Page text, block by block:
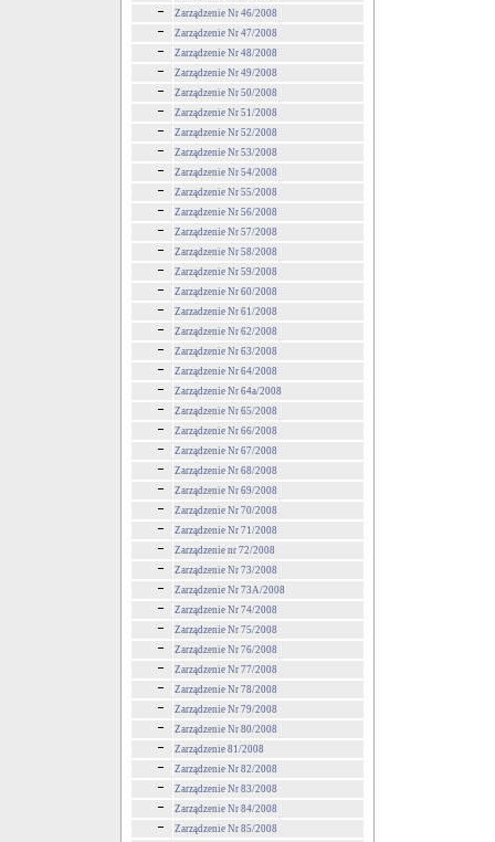
Zarządzenie Nr 46/2008
Zarządzenie Nr 47/2008
Zarządzenie Nr 48/2008
Zarządzenie Nr 49/2008
Zarządzenie Nr 50/2008
Zarządzenie Nr 51/2008
Zarządzenie Nr 52/2008
Zarządzenie Nr 53/2008
Zarządzenie Nr 54/2008
Zarządzenie Nr 55/2008
Zarządzenie Nr 56/2008
Zarządzenie Nr 57/2008
Zarządzenie Nr 58/2008
Zarządzenie Nr 59/2008
Zarządzenie Nr 60/2008
Zarzadzenie Nr 61/2008
Zarządzenie Nr 62/2008
Zarządzenie Nr 63/2008
Zarządzenie Nr 64/2008
Zarządzenie Nr 64a/2008
Zarządzenie Nr 65/2008
Zarządzenie Nr 66/2008
Zarządzenie Nr 67/2008
Zarządzenie Nr 68/2008
Zarządzenie Nr 69/2008
Zarządzenie Nr 70/2008
Zarządzenie Nr 71/2008
Zarządzenie nr 72/2008
Zarządzenie Nr 73/2008
Zarządzenie Nr 73A/2008
Zarządzenie Nr 74/2008
Zarządzenie Nr 75/2008
Zarządzenie Nr 76/2008
Zarządzenie Nr 77/2008
Zarządzenie Nr 78/2008
Zarządzenie Nr 79/2008
Zarządzenie Nr 80/2008
Zarządzenie 81/2008
Zarządzenie Nr 82/2008
Zarządzenie Nr 83/2008
Zarządzenie Nr 84/2008
Zarządzenie Nr 85/2008